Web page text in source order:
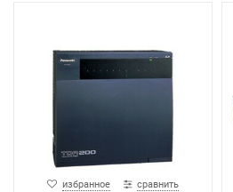
избранное сравнить